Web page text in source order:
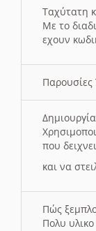
Ταχύτατη
Με το
εχουν
Παρουσίες
που
και να
Πώς
Πολυ